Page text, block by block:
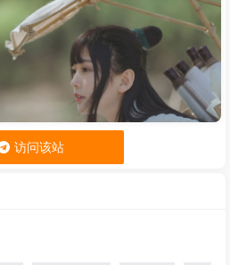
访问该站